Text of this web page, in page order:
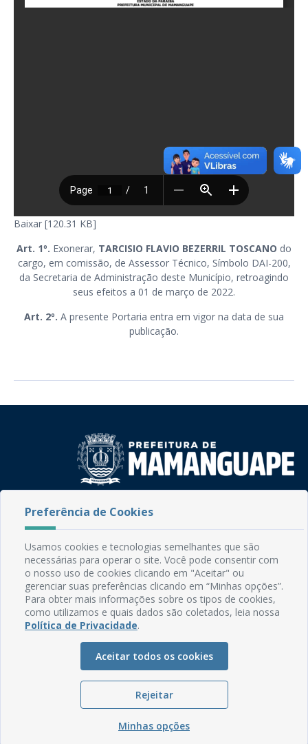
Baixar [120.31 KB]
Art. 1º. Exonerar, TARCISIO FLAVIO BEZERRIL TOSCANO do
cargo, em comissão, de Assessor Técnico, Símbolo DAI-200,
da Secretaria de Administração deste Município, retroagindo
seus efeitos a 01 de março de 2022.
Art. 2º. A presente Portaria entra em vigor na data de sua
publicação.
Rua do Imperador, 78, Centro
Email: comunicacao@mamanguape.pb.gov.br
Expediente: Segunda à Sexta, das 08h às 13h
Mapa do Site
Perguntas frequentes
Glossário
Ouvidoria
Serviços Internos
Política de Privacidade
Preferência de Cookies
Usamos cookies e tecnologias semelhantes que são
necessárias para operar o site. Você pode consentir com
o nosso uso de cookies clicando em "Aceitar" ou
gerenciar suas preferências clicando em “Minhas opções”.
Para obter mais informações sobre os tipos de cookies,
como utilizamos e quais dados são coletados, leia nossa
Política de Privacidade.
Aceitar todos os cookies
Rejeitar
Minhas opções